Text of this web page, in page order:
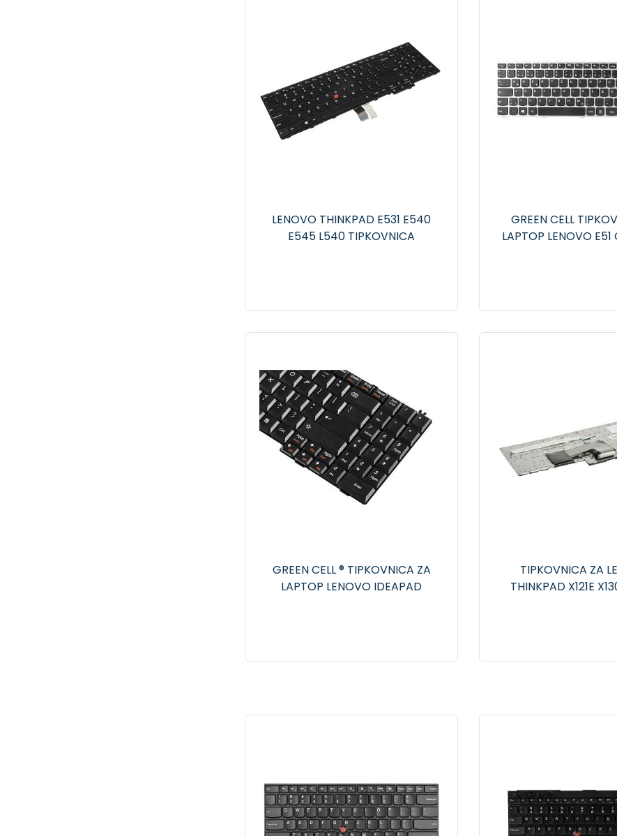
LENOVO THINKPAD E531 E540
E545 L540 TIPKOVNICA
GREEN CELL
LAPTOP LENOVO
GREEN CELL ® TIPKOVNICA ZA
LAPTOP LENOVO IDEAPAD
TIPKOVNICA ZA
THINKPAD X121E